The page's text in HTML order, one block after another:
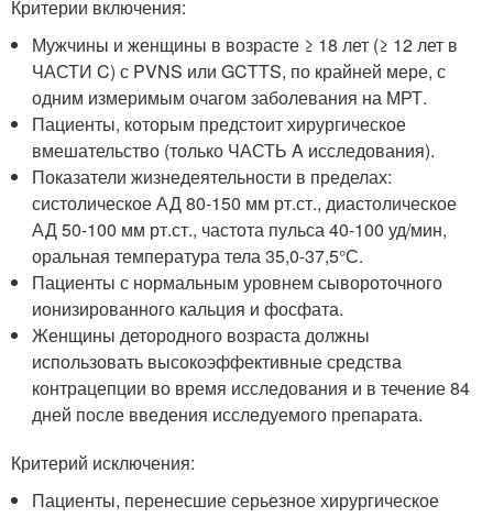
Критерии включения:
Мужчины и женщины в возрасте ≥ 18 лет (≥ 12 лет в
ЧАСТИ C) с PVNS или GCTTS, по крайней мере, с
одним измеримым очагом заболевания на МРТ.
Пациенты, которым предстоит хирургическое
вмешательство (только ЧАСТЬ A исследования).
Показатели жизнедеятельности в пределах:
систолическое АД 80-150 мм рт.ст., диастолическое
АД 50-100 мм рт.ст., частота пульса 40-100 уд/мин,
оральная температура тела 35,0-37,5°С.
Пациенты с нормальным уровнем сывороточного
ионизированного кальция и фосфата.
Женщины детородного возраста должны
использовать высокоэффективные средства
контрацепции во время исследования и в течение 84
дней после введения исследуемого препарата.
Критерий исключения:
Пациенты, перенесшие серьезное хирургическое